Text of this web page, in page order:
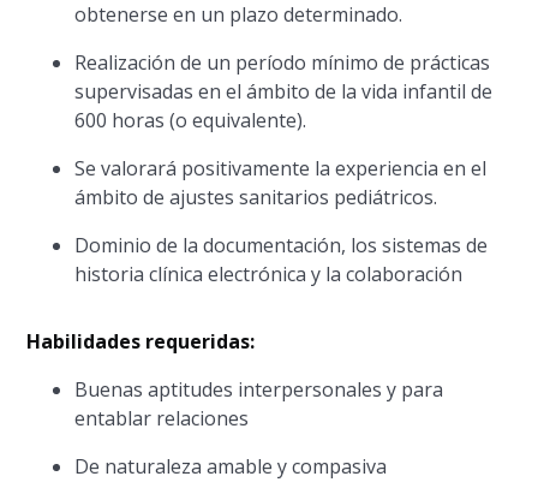
obtenerse en un plazo determinado.
Realización de un período mínimo de prácticas
supervisadas en el ámbito de la vida infantil de
600 horas (o equivalente).
Se valorará positivamente la experiencia en el
ámbito de ajustes sanitarios pediátricos.
Dominio de la documentación, los sistemas de
historia clínica electrónica y la colaboración
Habilidades requeridas:
Buenas aptitudes interpersonales y para
entablar relaciones
De naturaleza amable y compasiva